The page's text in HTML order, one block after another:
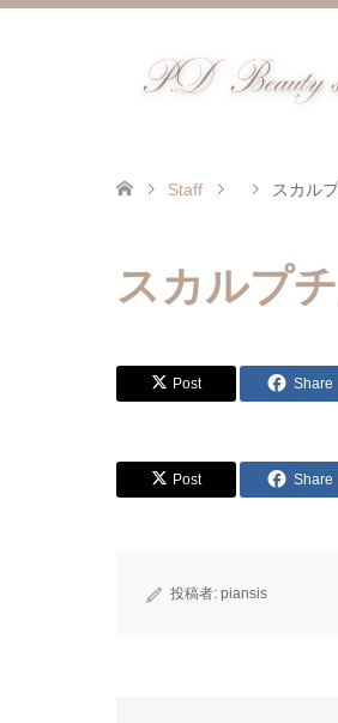
Staff スカル
スカルプ
Post Share
Post Share
投稿者: piansis